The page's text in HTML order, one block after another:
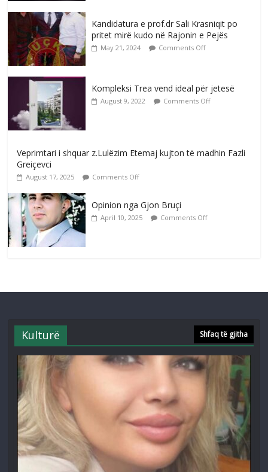
Kandidatura e prof.dr Sali Krasniqit po
pritet mirë kudo në Rajonin e Pejës
May 21, 2024 Comments Off
Kompleksi Trea vend ideal për jetesë
August 9, 2022 Comments Off
Veprimtari i shquar z.Lulëzim Etemaj kujton të madhin Fazli
Greiçevci
August 17, 2025 Comments Off
Opinion nga Gjon Bruçi
April 10, 2025 Comments Off
Kulturë Shfaq të gjitha